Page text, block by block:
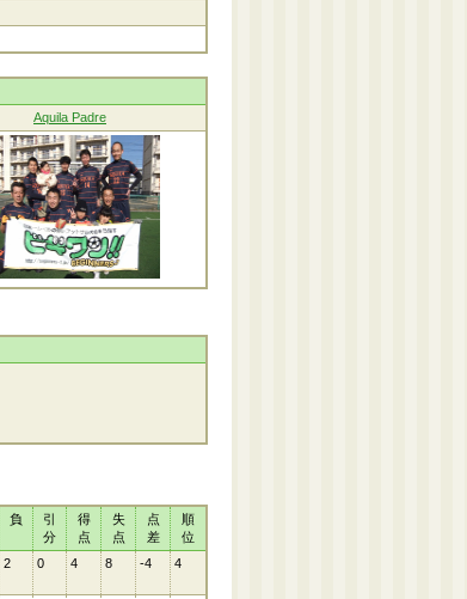
Aquila Padre
負
引
分
得
点
失
点
点
差
順
位
2 0 4 8 -4 4